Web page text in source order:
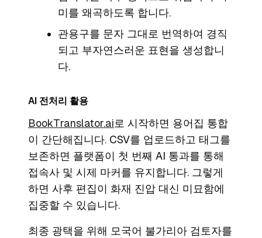
미를 왜곡하도록 합니다.
관용구를 문자 그대로 번역하여 경직
되고 부자연스러운 표현을 생성합니
다.
AI 전처리 활용
BookTranslator.ai로 시작하면 용어집 통합
이 간단해집니다. CSV를 업로드하고 태그를
보존하면 플랫폼이 첫 번째 AI 통과를 통해
접속사 및 시제 마커를 유지합니다. 그렇게
하면 사후 편집이 화재 진압 대신 미묘함에
집중할 수 있습니다.
최종 광택을 위해 모국어 불가리아 검토자를